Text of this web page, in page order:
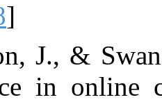
07-2020-
33.
social